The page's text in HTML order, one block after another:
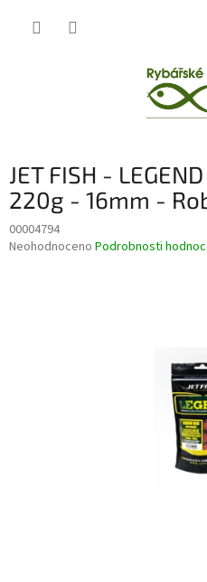
JET FISH -
220g - 16mm -
00004794
Průměrné
Neohodnoceno Podrobnosti